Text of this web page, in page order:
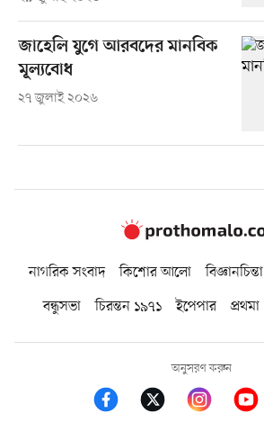
জাহেলি যুগে আরবদের মানবিক
মূল্যবোধ
২৭ জুলাই ২০২৬
নাগরিক সংবাদ কিশোর আলো বিজ্ঞানচিন্তা
বন্ধুসভা
চিরন্তন ১৯৭১ ইপেপার প্রথমা
অনুসরণ করুন